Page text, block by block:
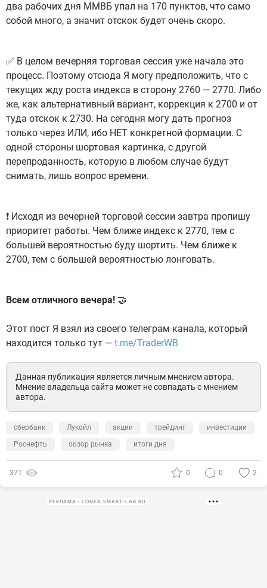
два рабочих дня ММВБ упал на 170 пунктов, что само
собой много, а значит отскок будет очень скоро.
✅ В целом вечерняя торговая сессия уже начала это
процесс. Поэтому отсюда Я могу предположить, что с
текущих жду роста индекса в сторону 2760 — 2770. Либо
же, как альтернативный вариант, коррекция к 2700 и от
туда отскок к 2730. На сегодня могу дать прогноз
только через ИЛИ, ибо НЕТ конкретной формации. С
одной стороны шортовая картинка, с другой
перепроданность, которую в любом случае будут
снимать, лишь вопрос времени.
❗️ Исходя из вечерней торговой сессии завтра пропишу
приоритет работы. Чем ближе индекс к 2770, тем с
большей вероятностью буду шортить. Чем ближе к
2700, тем с большей вероятностью лонговать.
Всем отличного вечера! 🤝
Этот пост Я взял из своего телеграм канала, который
находится только тут — t.me/TraderWB
Данная публикация является личным мнением автора.
Мнение владельца сайта может не совпадать с мнением
автора.
сбербанк Лукойл акции трейдинг
инвестиции
Роснефть
обзор рынка итоги дня
371 0 0 2
РЕКЛАМА • CONFA.SMART-LAB.RU